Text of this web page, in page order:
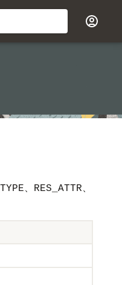
RES_ATTR